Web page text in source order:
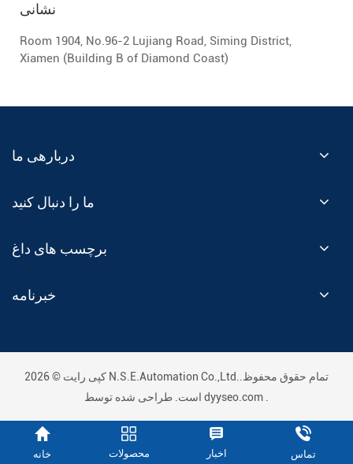
نشانی
Room 1904, No.96-2 Lujiang Road, Siming District,
Xiamen (Building B of Diamond Coast)
دربارهی ما
ما را دنبال کنید
برچسب های داغ
خبرنامه
کپی رایت © 2026 N.S.E.Automation Co.,Ltd..تمام حقوق محفوظ
dyyseo.com
خانه محصولات اخبار تماس